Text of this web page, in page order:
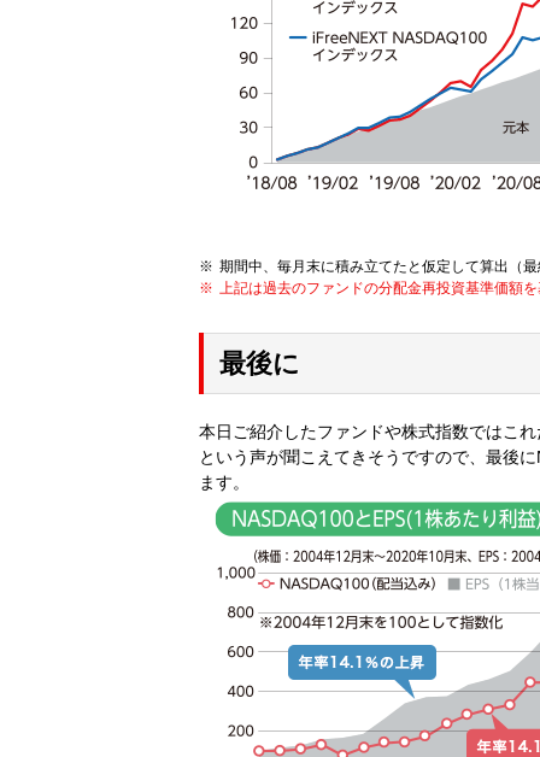
期間中、毎月末に積み立てたと仮定して算出（
上記は過去のファンドの分配金再投資基準価額
最後に
本日ご紹介したファンドや株式指数ではこ
という声が聞こえてきそうですので、最後
ます。